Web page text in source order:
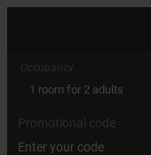
Occupancy
1 room for 2 adults
Promotional code
Enter your code